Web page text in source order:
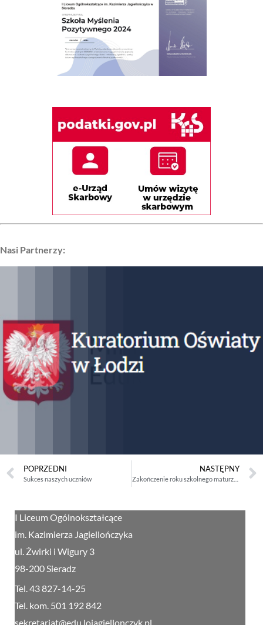
Nasi Partnerzy:
POPRZEDNI
Sukces naszych uczniów
NASTĘPNY
Zakończenie roku szkolnego maturzystów- czas podsumowań i refleksji
I Liceum Ogólnokształcące
im. Kazimierza Jagiellończyka
ul. Żwirki i Wigury 3
98-200 Sieradz
Tel. 43 827-14-25
Tel. kom. 501 192 842
sekretariat@edu.lojagiellonczyk.pl